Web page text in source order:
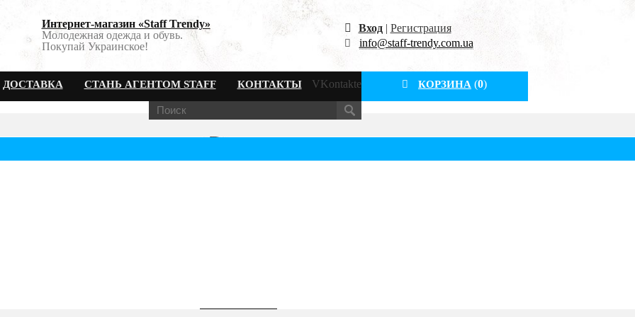
Интернет-магазин «Staff Trendy»
Молодежная одежда и обувь.
Покупай Украинское!
Вход| Регистрация
info@staff-trendy.com.ua
ДОСТАВКА СТАНЬ АГЕНТОМ STAFF КОНТАКТЫ VKontakte КОРЗИНА (0)